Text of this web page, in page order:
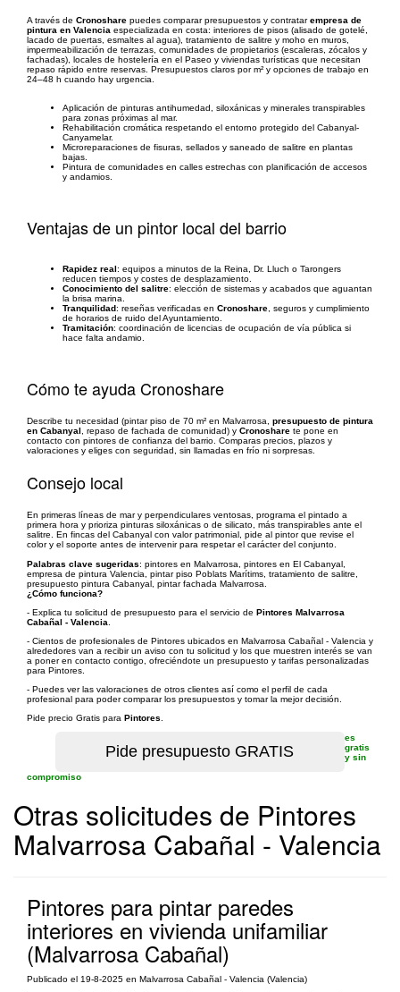
A través de Cronoshare puedes comparar presupuestos y contratarempresa de
pintura en Valencia especializada en costa: interiores de pisos (alisado de gotelé,
lacado de puertas, esmaltes al agua), tratamiento de salitre y moho en muros,
impermeabilización de terrazas, comunidades de propietarios (escaleras, zócalos y
fachadas), locales de hostelería en el Paseo y viviendas turísticas que necesitan
repaso rápido entre reservas. Presupuestos claros por m² y opciones de trabajo en
24–48 h cuando hay urgencia.
Aplicación de pinturas antihumedad, siloxánicas y minerales transpirables
para zonas próximas al mar.
Rehabilitación cromática respetando el entorno protegido del Cabanyal-
Canyamelar.
Microreparaciones de fisuras, sellados y saneado de salitre en plantas
bajas.
Pintura de comunidades en calles estrechas con planificación de accesos
y andamios.
Ventajas de un pintor local del barrio
Rapidez real: equipos a minutos de la Reina, Dr. Lluch o Tarongers
reducen tiempos y costes de desplazamiento.
Conocimiento del salitre: elección de sistemas y acabados que aguantan
la brisa marina.
Tranquilidad: reseñas verificadas en Cronoshare , seguros y cumplimiento
de horarios de ruido del Ayuntamiento.
Tramitación: coordinación de licencias de ocupación de vía pública si
hace falta andamio.
Cómo te ayuda Cronoshare
Describe tu necesidad (pintar piso de 70 m² en Malvarrosa, presupuesto de pintura
en Cabanyal , repaso de fachada de comunidad) y Cronoshare te pone en
contacto con pintores de confianza del barrio. Comparas precios, plazos y
valoraciones y eliges con seguridad, sin llamadas en frío ni sorpresas.
Consejo local
En primeras líneas de mar y perpendiculares ventosas, programa el pintado a
primera hora y prioriza pinturas siloxánicas o de silicato, más transpirables ante el
salitre. En fincas del Cabanyal con valor patrimonial, pide al pintor que revise el
color y el soporte antes de intervenir para respetar el carácter del conjunto.
Palabras clave sugeridas: pintores en Malvarrosa, pintores en El Cabanyal,
empresa de pintura Valencia, pintar piso Poblats Marítims, tratamiento de salitre,
presupuesto pintura Cabanyal, pintar fachada Malvarrosa.
¿Cómo funciona?
- Explica tu solicitud de presupuesto para el servicio de Pintores Malvarrosa
Cabañal - Valencia
- Cientos de profesionales de Pintores ubicados en Malvarrosa Cabañal - Valencia y
alrededores van a recibir un aviso con tu solicitud y los que muestren interés se van
a poner en contacto contigo, ofreciéndote un presupuesto y tarifas personalizadas
para Pintores.
- Puedes ver las valoraciones de otros clientes así como el perfil de cada
profesional para poder comparar los presupuestos y tomar la mejor decisión.
Pide precio Gratis para Pintores
es
gratis
y sin
compromiso
Otras solicitudes de Pintores
Malvarrosa Cabañal - Valencia
Pintores para pintar paredes
interiores en vivienda unifamiliar
(Malvarrosa Cabañal)
Publicado el 19-8-2025 en Malvarrosa Cabañal - Valencia (Valencia)